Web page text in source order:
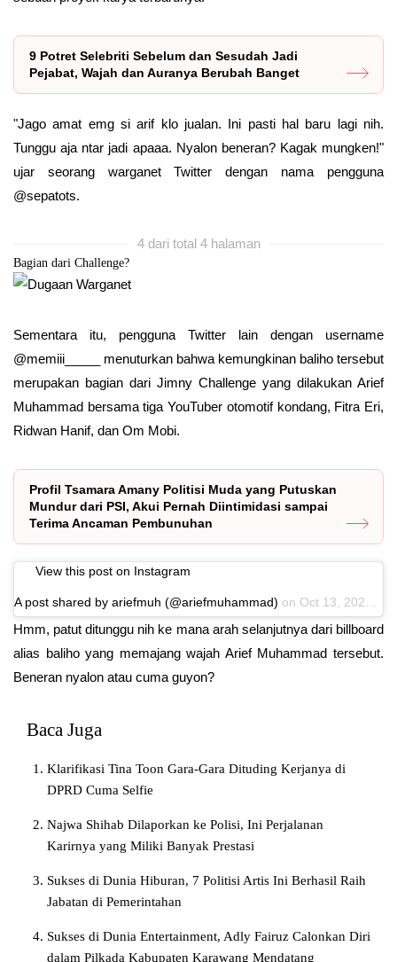
9 Potret Selebriti Sebelum dan Sesudah Jadi
Pejabat, Wajah dan Auranya Berubah Banget
"Jago amat emg si arif klo jualan. Ini pasti hal baru lagi nih.
Tunggu aja ntar jadi apaaa. Nyalon beneran? Kagak mungken!"
ujar seorang warganet Twitter dengan nama pengguna
@sepatots.
4 dari total 4 halaman
Bagian dari Challenge?
Sementara itu, pengguna Twitter lain dengan username
@memiii_____ menuturkan bahwa kemungkinan baliho tersebut
merupakan bagian dari Jimny Challenge yang dilakukan Arief
Muhammad bersama tiga YouTuber otomotif kondang, Fitra Eri,
Ridwan Hanif, dan Om Mobi.
Profil Tsamara Amany Politisi Muda yang Putuskan
Mundur dari PSI, Akui Pernah Diintimidasi sampai
Terima Ancaman Pembunuhan
View this post on Instagram
A post shared by ariefmuh (@ariefmuhammad) on Oct 13, 2020 at 7:52pm PDT
Hmm, patut ditunggu nih ke mana arah selanjutnya dari billboard
alias baliho yang memajang wajah Arief Muhammad tersebut.
Beneran nyalon atau cuma guyon?
Baca Juga
Klarifikasi Tina Toon Gara-Gara Dituding Kerjanya di
DPRD Cuma Selfie
Najwa Shihab Dilaporkan ke Polisi, Ini Perjalanan
Karirnya yang Miliki Banyak Prestasi
Sukses di Dunia Hiburan, 7 Politisi Artis Ini Berhasil Raih
Jabatan di Pemerintahan
Sukses di Dunia Entertainment, Adly Fairuz Calonkan Diri
dalam Pilkada Kabupaten Karawang Mendatang